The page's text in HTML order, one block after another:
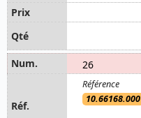
26
10.66168.000